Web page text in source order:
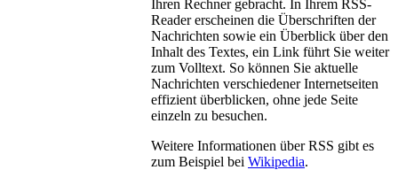
Ihren Rechner gebracht. In Ihrem RSS-
Reader erscheinen die Überschriften der
Nachrichten sowie ein Überblick über den
Inhalt des Textes, ein Link führt Sie weiter
zum Volltext. So können Sie aktuelle
Nachrichten verschiedener Internetseiten
effizient überblicken, ohne jede Seite
einzeln zu besuchen.
Weitere Informationen über RSS gibt es
zum Beispiel bei Wikipedia.